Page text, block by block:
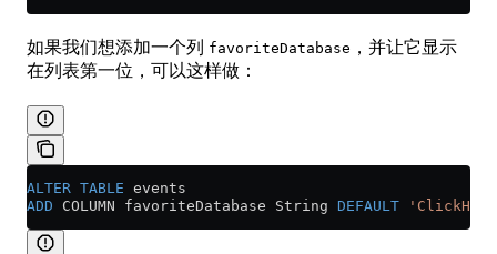
如果我们想添加一个列 favoriteDatabase ，并让它显示
在列表第一位，可以这样做：
ALTER TABLE events
ADD COLUMN favoriteDatabase String DEFAULT